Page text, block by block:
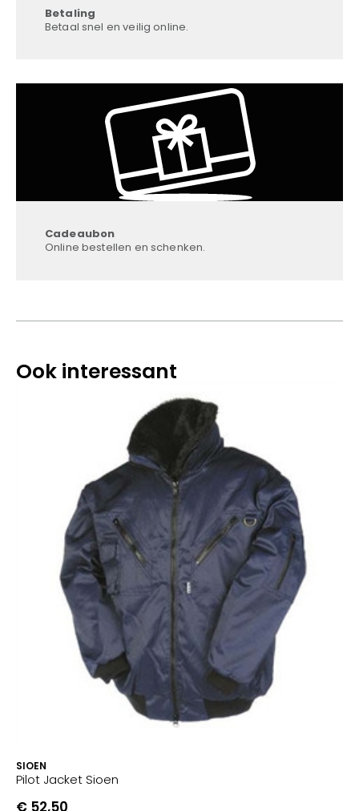
Betaling
Betaal snel en veilig online.
Cadeaubon
Online bestellen en schenken.
Ook interessant
SIOEN
Pilot Jacket Sioen
€ 52,50